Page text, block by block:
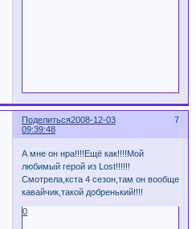
Поделиться 7
2008-12-03
09:39:48
А мне он нра!!!!Ещё как!!!!Мой
любимый герой из Lost!!!!!!
Смотрела,кста 4 сезон,там он вообще
кавайчик,такой добренький!!!!
0